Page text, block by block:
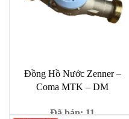
Đồng Hồ Nước Zenner –
Coma MTK – DM
Đã bán: 11